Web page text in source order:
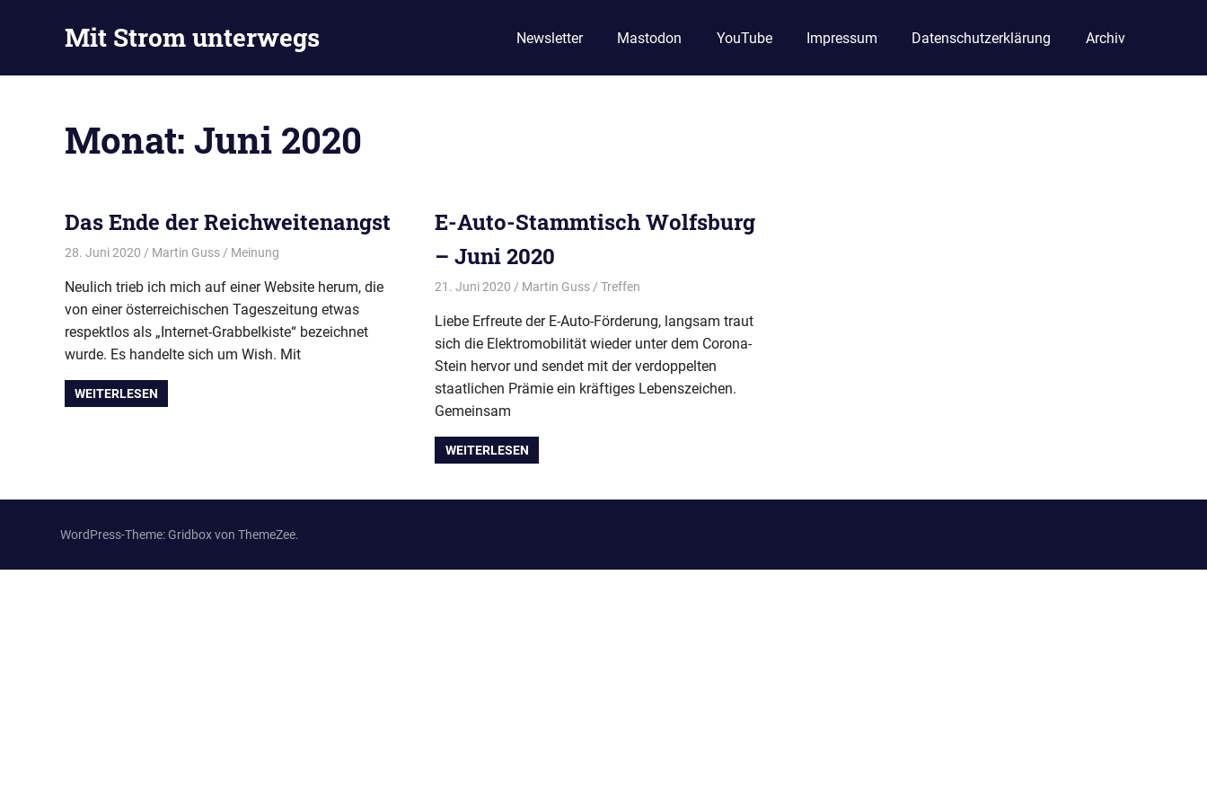
Mit Strom unterwegs
Auto-
Stammtisch
Mitglieder
kommen
Wolfsburg,
Landkreis
Gifhorn,
Braunschweig,
Helmstedt.
Wir
Erfahrungsaustausch.
Newsletter Mastodon YouTube Impressum Datenschutzerklärung Archiv
Monat: Juni 2020
Das Ende der Reichweitenangst
28. Juni 2020 Martin Guss Meinung
Neulich trieb ich mich auf einer Website herum, die
von einer österreichischen Tageszeitung etwas
respektlos als „Internet-Grabbelkiste“ bezeichnet
wurde. Es handelte sich um Wish. Mit
WEITERLESEN
E-Auto-Stammtisch Wolfsburg
– Juni 2020
21. Juni 2020 Martin Guss Treffen
Liebe Erfreute der E-Auto-Förderung, langsam traut
sich die Elektromobilität wieder unter dem Corona-
Stein hervor und sendet mit der verdoppelten
staatlichen Prämie ein kräftiges Lebenszeichen.
Gemeinsam
WEITERLESEN
WordPress-Theme: Gridbox von ThemeZee.